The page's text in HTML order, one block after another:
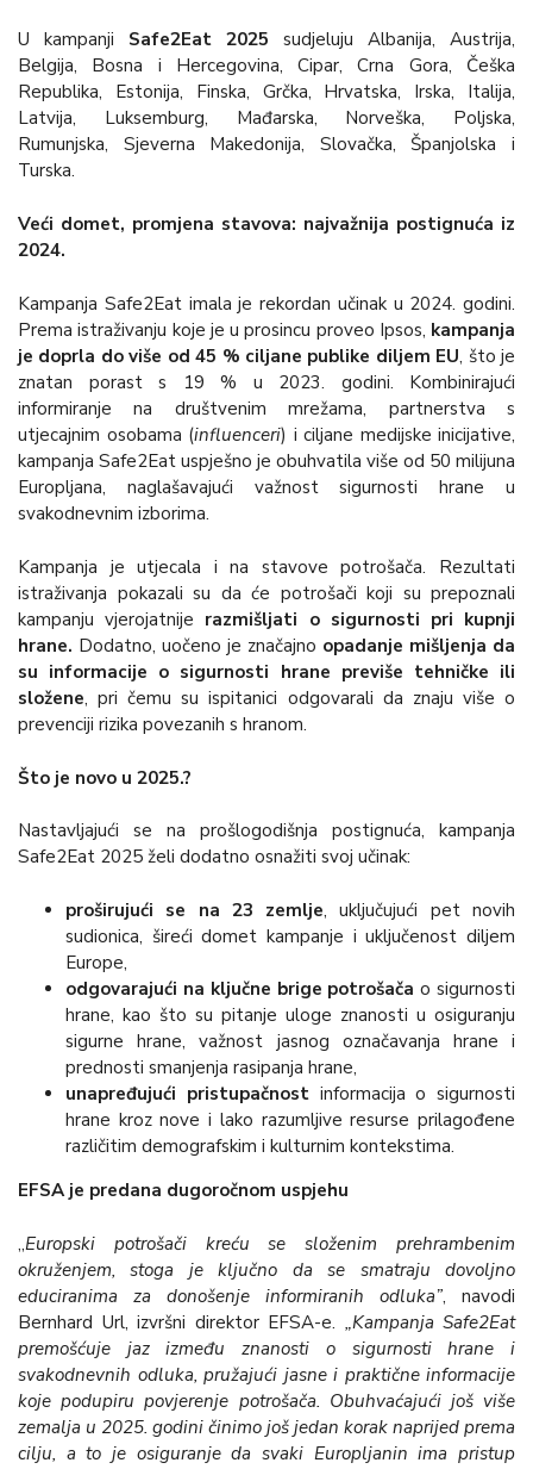
U kampanji Safe2Eat 2025 sudjeluju Albanija, Austrija,
Belgija, Bosna i Hercegovina, Cipar, Crna Gora, Češka
Republika, Estonija, Finska, Grčka, Hrvatska, Irska, Italija,
Latvija, Luksemburg, Mađarska, Norveška, Poljska,
Rumunjska, Sjeverna Makedonija, Slovačka, Španjolska i
Turska.
Veći domet, promjena stavova: najvažnija postignuća iz
2024.
Kampanja Safe2Eat imala je rekordan učinak u 2024. godini.
Prema istraživanju koje je u prosincu proveo Ipsos, kampanja
je doprla do više od 45 % ciljane publike diljem EU, što je
znatan porast s 19 % u 2023. godini. Kombinirajući
informiranje na društvenim mrežama, partnerstva s
utjecajnim osobama (influenceri) i ciljane medijske inicijative,
kampanja Safe2Eat uspješno je obuhvatila više od 50 milijuna
Europljana, naglašavajući važnost sigurnosti hrane u
svakodnevnim izborima.
Kampanja je utjecala i na stavove potrošača. Rezultati
istraživanja pokazali su da će potrošači koji su prepoznali
kampanju vjerojatnije razmišljati o sigurnosti pri kupnji
hrane. Dodatno, uočeno je značajno opadanje mišljenja da
su informacije o sigurnosti hrane previše tehničke ili
složene, pri čemu su ispitanici odgovarali da znaju više o
prevenciji rizika povezanih s hranom.
Što je novo u 2025.?
Nastavljajući se na prošlogodišnja postignuća, kampanja
Safe2Eat 2025 želi dodatno osnažiti svoj učinak:
proširujući se na 23 zemlje, uključujući pet novih
sudionica, šireći domet kampanje i uključenost diljem
Europe,
odgovarajući na ključne brige potrošača o sigurnosti
hrane, kao što su pitanje uloge znanosti u osiguranju
sigurne hrane, važnost jasnog označavanja hrane i
prednosti smanjenja rasipanja hrane,
unapređujući pristupačnostinformacija o sigurnosti
hrane kroz nove i lako razumljive resurse prilagođene
različitim demografskim i kulturnim kontekstima.
EFSA je predana dugoročnom uspjehu
„Europski potrošači kreću se složenim prehrambenim
okruženjem, stoga je ključno da se smatraju dovoljno
educiranima za donošenje informiranih odluka”, navodi
Bernhard Url, izvršni direktor EFSA-e. „Kampanja Safe2Eat
premošćuje jaz između znanosti o sigurnosti hrane i
svakodnevnih odluka, pružajući jasne i praktične informacije
koje podupiru povjerenje potrošača. Obuhvaćajući još više
zemalja u 2025. godini činimo još jedan korak naprijed prema
cilju, a to je osiguranje da svaki Europljanin ima pristup